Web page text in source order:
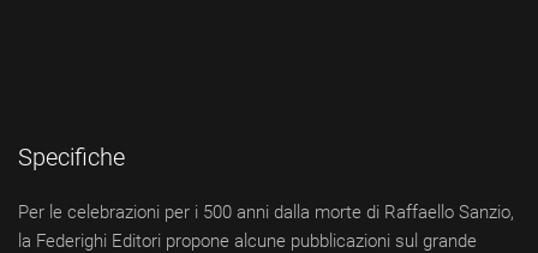
Specifiche
Per le celebrazioni per i 500 anni dalla morte di Raffaello Sanzio,
la Federighi Editori propone alcune pubblicazioni sul grande